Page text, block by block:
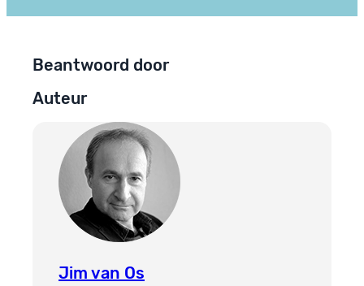
Beantwoord door
Auteur
Jim van Os